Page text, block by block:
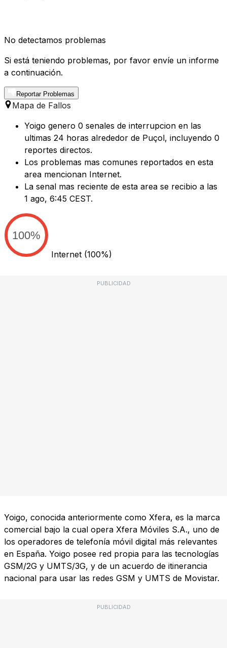
No detectamos problemas
Si está teniendo problemas, por favor envíe un informe
a continuación.
Reportar Problemas
Mapa de Fallos
Yoigo genero 0 senales de interrupcion en las
ultimas 24 horas alrededor de Puçol, incluyendo 0
reportes directos.
Los problemas mas comunes reportados en esta
area mencionan Internet.
La senal mas reciente de esta area se recibio a las
1 ago, 6:45 CEST.
100%
Internet (100%)
PUBLICIDAD
Yoigo, conocida anteriormente como Xfera, es la marca
comercial bajo la cual opera Xfera Móviles S.A., uno de
los operadores de telefonía móvil digital más relevantes
en España. Yoigo posee red propia para las tecnologías
GSM/2G y UMTS/3G, y de un acuerdo de itinerancia
nacional para usar las redes GSM y UMTS de Movistar.
PUBLICIDAD